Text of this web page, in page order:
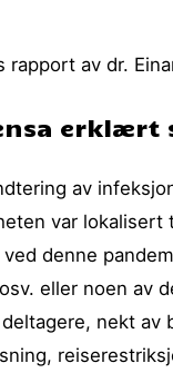
av dr.
erklært
av
var
denne
eller noen av
nekt av